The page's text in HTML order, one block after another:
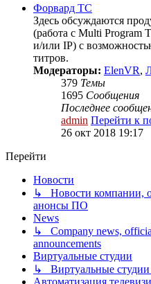
Форвард ТС
Здесь обсуждаются
(работа с Multi Program
и/или IP) с
титров.
Модераторы: ElenVR,
379 Темы
1695 Сообщения
Последнее
admin Перейти к
26 окт 2018 19:17
Перейти
Новости
↳ Новости компании,
анонсы ПО
News
↳ Company news,
announcements
Виртуальные студии
↳ Виртуальные
Автоматизация